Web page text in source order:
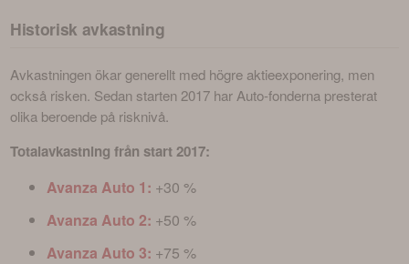
Historisk avkastning
Avkastningen ökar generellt med högre aktieexponering, men
också risken. Sedan starten 2017 har Auto-fonderna presterat
olika beroende på risknivå.
Totalavkastning från start 2017:
Avanza Auto 1: +30 %
Avanza Auto 2: +50 %
Avanza Auto 3: +75 %